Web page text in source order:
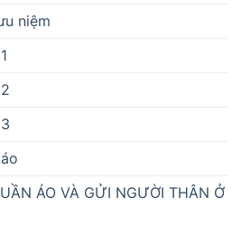
niệm
ÁO VÀ GỬI NGƯỜI THÂN Ở